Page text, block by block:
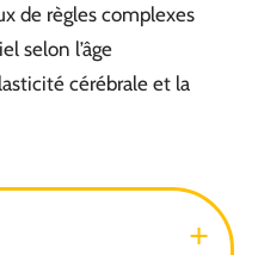
de règles complexes
selon l’âge
cérébrale et la